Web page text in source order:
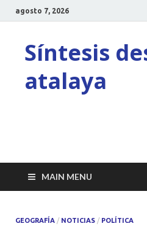
agosto 7, 2026
Síntesis
atalaya
MAIN MENU
GEOGRAFÍA / NOTICIAS / POLÍTICA